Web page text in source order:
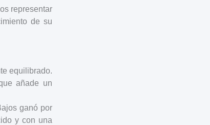
representar
de su
equilibrado.
añade un
ganó por
y con una